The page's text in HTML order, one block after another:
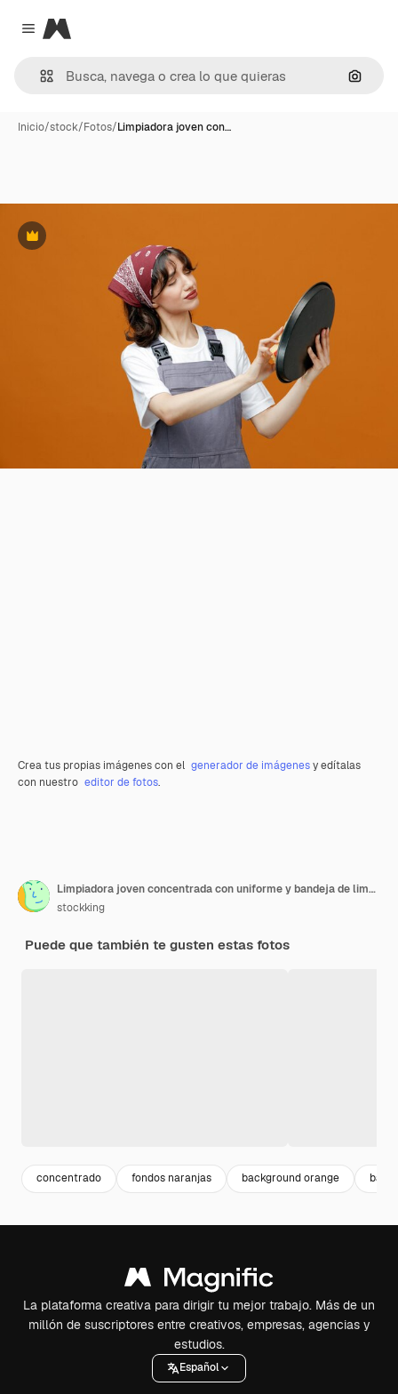
Close menu
Magnific
Inicio/stock/Fotos/Limpiadora joven con…
Premium
Crea tus propias imágenes con el generador de imágenesy edítalas
con nuestro editor de fotos.
Limpiadora joven concentrada con uniforme y bandeja de limpieza de bandana con esponja aislada en fondo naranja
stockking
Puede que también te gusten estas fotos
concentrado fondos naranjas background orange
La plataforma creativa para dirigir tu mejor trabajo. Más de un
millón de suscriptores entre creativos, empresas, agencias y
estudios.
Español